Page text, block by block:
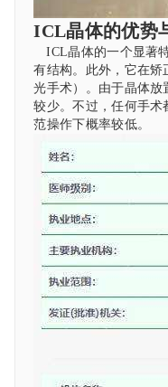
ICL晶体的优势
ICL晶体的一个显著
有结构。此外，它在矫
光手术）。由于晶体放
较少。不过，任何手术
范操作下概率较低。